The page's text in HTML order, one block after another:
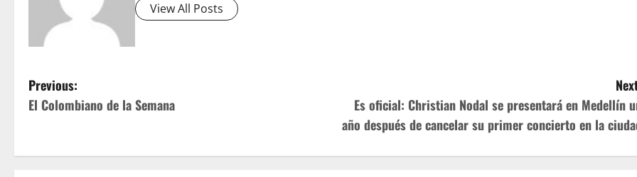
View All Posts
P
o
s
Previous:
El Colombiano de la Semana
Es oficial: Christian Nodal se presentará en Medellín
año después de cancelar su primer concierto en la